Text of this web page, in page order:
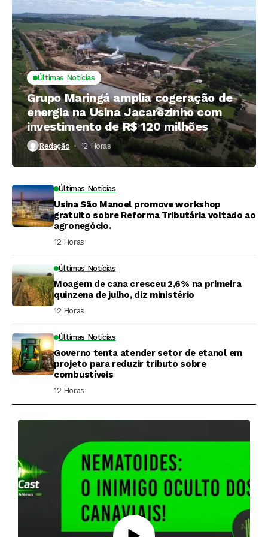
Últimas Notícias
Grupo Maringá amplia cogeração de
energia na Usina Jacarezinho com
investimento de R$ 120 milhões
Redação 12 Horas ⁮
Últimas Notícias
Usina São Manoel promove workshop
gratuito sobre Reforma Tributária voltado ao
agronegócio.
12 Horas ⁮
Últimas Notícias
Moagem de cana cresceu 2,6% na primeira
quinzena de julho, diz ministério
12 Horas ⁮
Últimas Notícias
Governo tenta atender setor de etanol em
projeto para reduzir tributo sobre
combustíveis
12 Horas ⁮